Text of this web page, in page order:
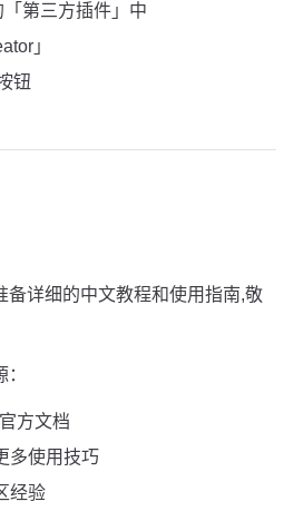
第三方插件」中
」
钮
备详细的中文教程和使用指南,敬
方文档
多使用技巧
经验